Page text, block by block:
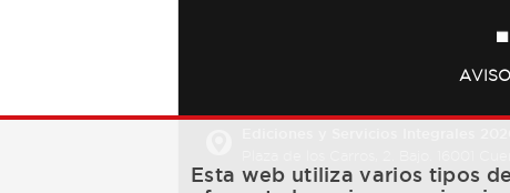
Esta web utiliza varios tipos